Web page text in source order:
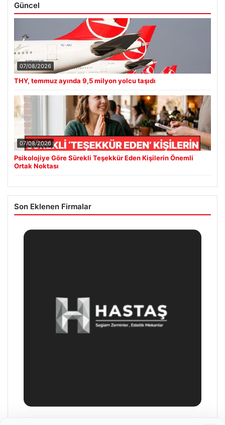
Güncel
07/08/2026
THY, temmuz ayında 9,5 milyon yolcu taşıdı
07/08/2026
Psikolojiye Göre Sürekli Teşekkür Eden Kişilerin Önemli
Ortak Noktası
Son Eklenen Firmalar